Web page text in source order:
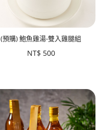
(預購) 鮑魚雞湯-雙入雞腿組
NT$ 500